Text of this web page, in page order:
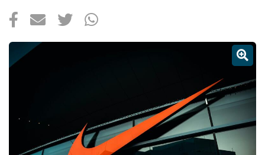
Podcast
Mac Life+
Anmelden